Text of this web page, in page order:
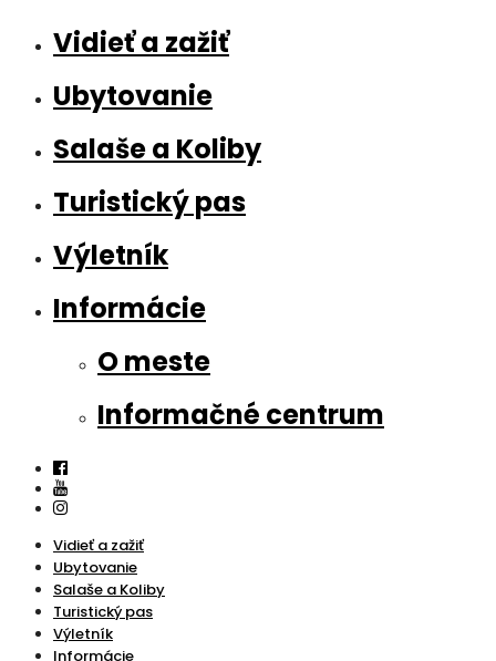
Vidieť a zažiť
Ubytovanie
Salaše a Koliby
Turistický pas
Výletník
Informácie
O meste
Informačné centrum
Vidieť a zažiť
Ubytovanie
Salaše a Koliby
Turistický pas
Výletník
Informácie